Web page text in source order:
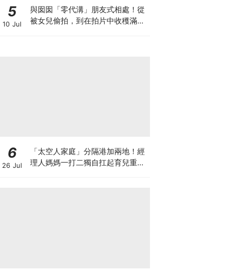
5
10 Jul
與囡囡「零代溝」朋友式相處！從
被女兒偷拍，到在拍片中收穫滿足
6
26 Jul
「太空人家庭」分隔港加兩地！經
理人媽媽一打二獨自扛起育兒重